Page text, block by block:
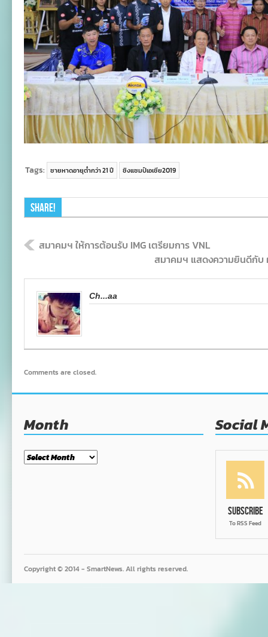
Tags: ชายหาดอายุต่ำกว่า 21 ปี ชิงแชมป์เอเชีย2019
Share!
สมาคมฯ ให้การต้อนรับ IMG เตรียมการ VNL
สมาคมฯ แสดงความยินดีกับ
Ch...aa
Comments are closed.
Month
Month
Social
Subscribe
To RSS Feed
Copyright © 2014 - SmartNews. All rights reserved.